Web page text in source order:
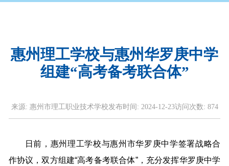
惠州理工学校与惠州华罗庚中学
组建“高考备考联合体”
来源: 惠州市理工职业技术学校发布时间: 2024-12-23访问次数: 874
日前，惠州理工学校与惠州市华罗庚中学签署战略合
作协议，双方组建“高考备考联合体”，充分发挥华罗庚中学